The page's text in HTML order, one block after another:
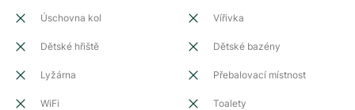
Úschovna kol Vířivka
Dětské hřiště Dětské bazény
Lyžárna Přebalovací místnost
WiFi Toalety